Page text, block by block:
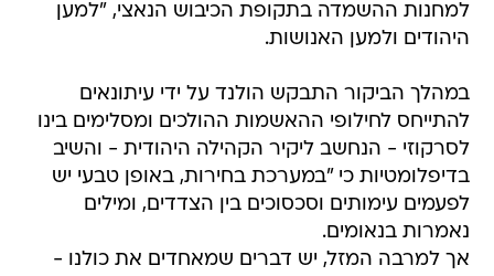
למחנות ההשמדה בתקופת הכיבוש הנאצי, "למען
היהודים ולמען האנושות.
במהלך הביקור התבקש הולנד על ידי עיתונאים
להתייחס לחילופי ההאשמות ההולכים ומסלימים בינו
לסרקוזי - הנחשב ליקיר הקהילה היהודית - והשיב
בדיפלומטיות כי "במערכת בחירות, באופן טבעי יש
לפעמים עימותים וסכסוכים בין הצדדים, ומילים
נאמרות בנאומים.
אך למרבה המזל, יש דברים שמאחדים את כולנו -